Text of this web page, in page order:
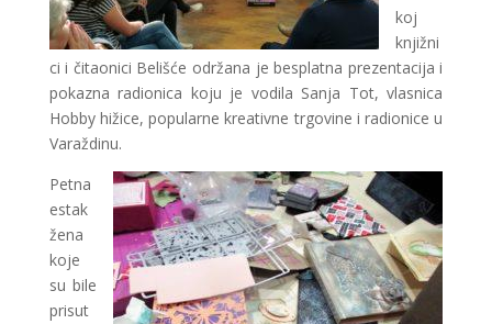
koj
knjižni
ci i čitaonici Belišće održana je besplatna prezentacija i
pokazna radionica koju je vodila Sanja Tot, vlasnica
Hobby hižice, popularne kreativne trgovine i radionice u
Varaždinu.
Petna
estak
žena
koje
su bile
prisut